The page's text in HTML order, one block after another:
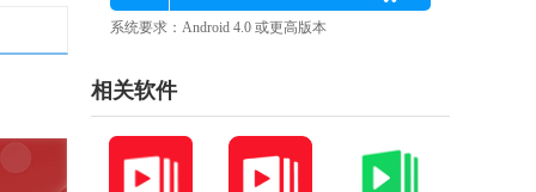
系统要求：Android 4.0 或更高版本
相关软件